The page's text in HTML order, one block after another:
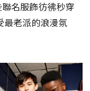
名服飾彷彿秒穿
最老派的浪漫氛